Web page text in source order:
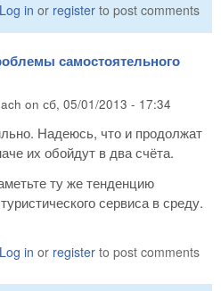
Log in or register to post comments
самостоятельного
on сб, 05/01/2013 - 17:34
Надеюсь, что и продолжат
их обойдут в два счёта.
ту же тенденцию
сервиса в среду.
Log in or register to post comments